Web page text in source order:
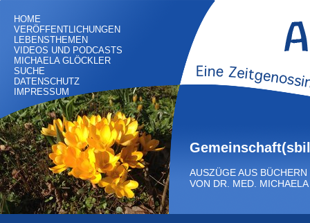
HOME
VERÖFFENTLICHUNGEN
LEBENSTHEMEN
VIDEOS UND PODCASTS
MICHAELA GLÖCKLER
SUCHE
DATENSCHUTZ
IMPRESSUM
AUSZÜGE AUS
VON DR. MED.